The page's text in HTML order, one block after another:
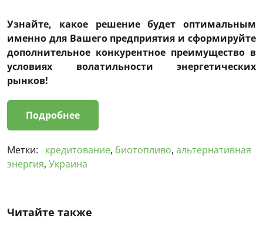
​Узнайте, какое решение будет оптимальным
именно для Вашего предприятия и сформируйте
дополнительное конкурентное преимущество в
условиях волатильности энергетических
рынков!
Подробнее
Метки: кредитование, биотопливо, альтернативная
энергия, Украина
Читайте также